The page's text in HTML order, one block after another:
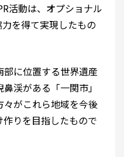
活動は、オプショナル
を得て実現したもの
部に位置する世界遺産
渓がある「一関市」
がこれら地域を今後
りを目指したもので